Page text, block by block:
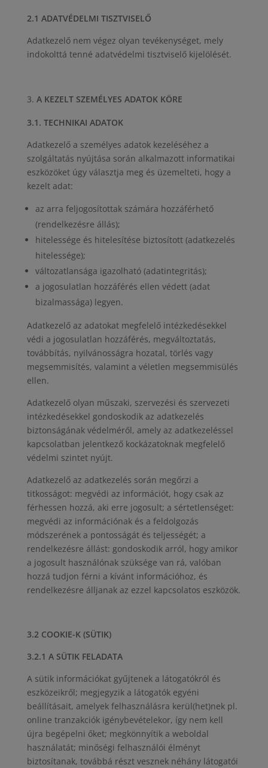
2.1 ADATVÉDELMI TISZTVISELŐ
Adatkezelő nem végez olyan tevékenységet, mely
indokolttá tenné adatvédelmi tisztviselő kijelölését.
A KEZELT SZEMÉLYES ADATOK KÖRE
3.1. TECHNIKAI ADATOK
Adatkezelő a személyes adatok kezeléséhez a
szolgáltatás nyújtása során alkalmazott informatikai
eszközöket úgy választja meg és üzemelteti, hogy a
kezelt adat:
az arra feljogosítottak számára hozzáférhető
(rendelkezésre állás);
hitelessége és hitelesítése biztosított (adatkezelés
hitelessége);
változatlansága igazolható (adatintegritás);
a jogosulatlan hozzáférés ellen védett (adat
bizalmassága) legyen.
Adatkezelő az adatokat megfelelő intézkedésekkel
védi a jogosulatlan hozzáférés, megváltoztatás,
továbbítás, nyilvánosságra hozatal, törlés vagy
megsemmisítés, valamint a véletlen megsemmisülés
ellen.
Adatkezelő olyan műszaki, szervezési és szervezeti
intézkedésekkel gondoskodik az adatkezelés
biztonságának védelméről, amely az adatkezeléssel
kapcsolatban jelentkező kockázatoknak megfelelő
védelmi szintet nyújt.
Adatkezelő az adatkezelés során megőrzi a
titkosságot: megvédi az információt, hogy csak az
férhessen hozzá, aki erre jogosult; a sértetlenséget:
megvédi az információnak és a feldolgozás
módszerének a pontosságát és teljességét; a
rendelkezésre állást: gondoskodik arról, hogy amikor
a jogosult használónak szüksége van rá, valóban
hozzá tudjon férni a kívánt információhoz, és
rendelkezésre álljanak az ezzel kapcsolatos eszközök.
3.2 COOKIE-K (SÜTIK)
3.2.1 A SÜTIK FELADATA
A sütik információkat gyűjtenek a látogatókról és
eszközeikről; megjegyzik a látogatók egyéni
beállításait, amelyek felhasználásra kerül(het)nek pl.
online tranzakciók igénybevételekor, így nem kell
újra begépelni őket; megkönnyítik a weboldal
használatát; minőségi felhasználói élményt
biztosítanak, továbbá részt vesznek néhány látogatói